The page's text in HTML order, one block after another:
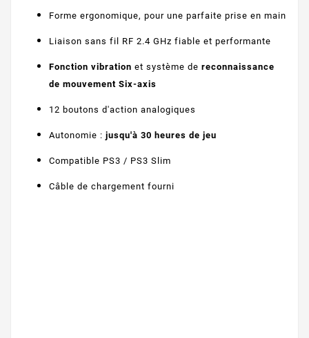
Forme ergonomique, pour une parfaite prise en main
Liaison sans fil RF 2.4 GHz fiable et performante
Fonction vibration et système de reconnaissance
de mouvement Six-axis
12 boutons d'action analogiques
Autonomie : jusqu'à 30 heures de jeu
Compatible PS3 / PS3 Slim
Câble de chargement fourni